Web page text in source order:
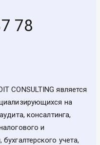
78
CONSULTING является
на
консалтинга,
и
учета,